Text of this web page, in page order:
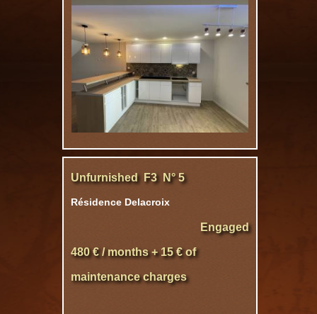
Unfurnished F3 N° 5
Résidence Delacroix
Engaged
480 € / months + 15 € of
maintenance charges